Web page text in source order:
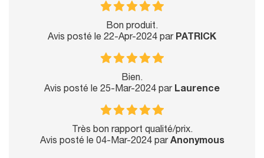
Bon produit.
Avis posté le 22-Apr-2024 par PATRICK
Bien.
Avis posté le 25-Mar-2024 par Laurence
Très bon rapport qualité/prix.
Avis posté le 04-Mar-2024 parAnonymous